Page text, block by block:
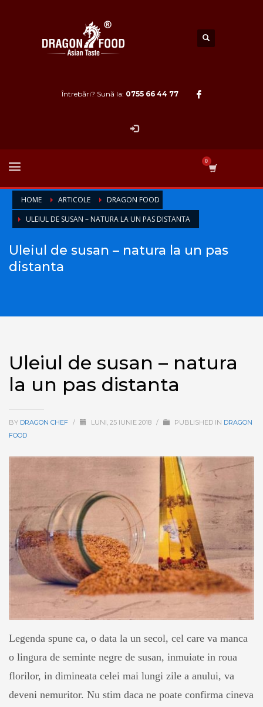
Întrebări? Sună la: 0755 66 44 77
HOME ARTICOLE
DRAGON FOOD
ULEIUL DE SUSAN – NATURA LA UN PAS DISTANTA
Uleiul de susan – natura la un pas
distanta
Uleiul de susan – natura
la un pas distanta
BY DRAGON CHEF / LUNI, 25 IUNIE 2018 / PUBLISHED IN DRAGON
FOOD
Legenda spune ca, o data la un secol, cel care va manca
o lingura de seminte negre de susan, inmuiate in roua
florilor, in dimineata celei mai lungi zile a anului, va
deveni nemuritor. Nu stim daca ne poate confirma cineva